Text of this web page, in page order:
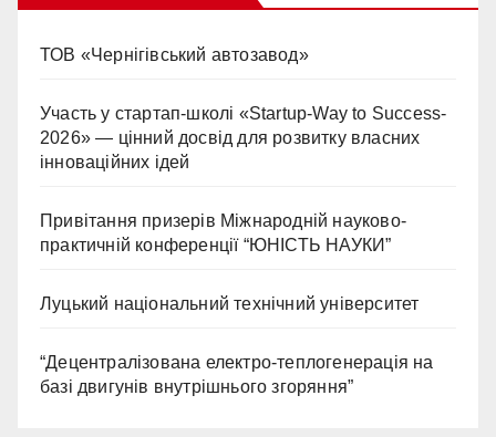
ТОВ «Чернігівський автозавод»
Участь у стартап-школі «Startup-Way to Success-
2026» — цінний досвід для розвитку власних
інноваційних ідей
Привітання призерів Міжнародній науково-
практичній конференції “ЮНІСТЬ НАУКИ”
Луцький національний технічний університет
“Децентралізована електро-теплогенерація на
базі двигунів внутрішнього згоряння”